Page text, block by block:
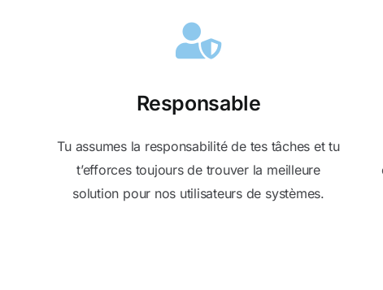
Responsable
Tu assumes la responsabilité de tes tâches et tu
t’efforces toujours de trouver la meilleure
solution pour nos utilisateurs de systèmes.